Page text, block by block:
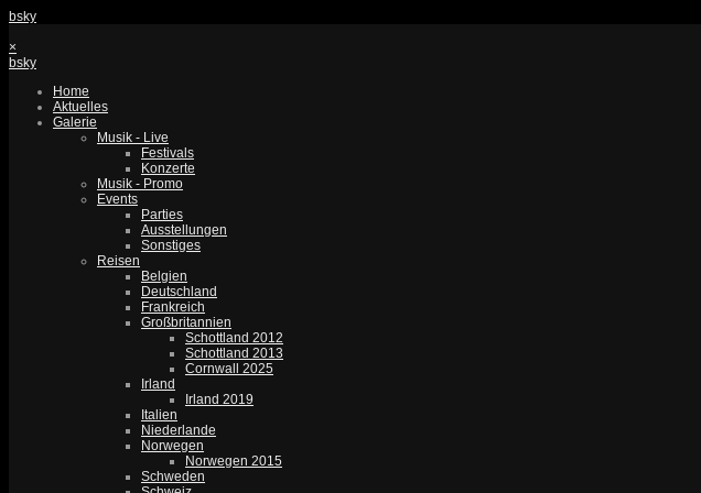
bsky
×
bsky
Home
Aktuelles
Galerie
Musik - Live
Festivals
Konzerte
Musik - Promo
Events
Parties
Ausstellungen
Sonstiges
Reisen
Belgien
Deutschland
Frankreich
Großbritannien
Schottland 2012
Schottland 2013
Cornwall 2025
Irland
Irland 2019
Italien
Niederlande
Norwegen
Norwegen 2015
Schweden